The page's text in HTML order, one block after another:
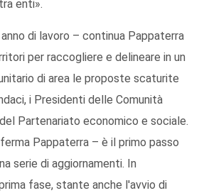
enti».
di lavoro – continua Pappaterra
per raccogliere e delineare in un
di area le proposte scaturite
i Presidenti delle Comunità
Partenariato economico e sociale.
Pappaterra – è il primo passo
serie di aggiornamenti. In
fase, stante anche l'avvio di